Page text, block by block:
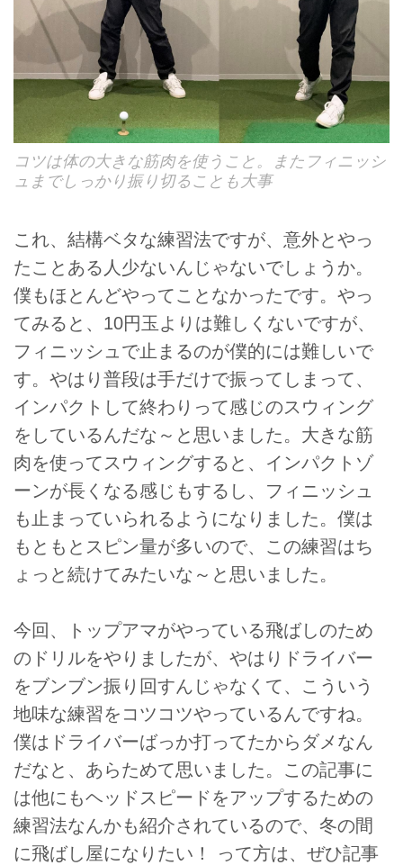
コツは体の大きな筋肉を使うこと。またフィニッシ
ュまでしっかり振り切ることも大事
これ、結構ベタな練習法ですが、意外とやっ
たことある人少ないんじゃないでしょうか。
僕もほとんどやってことなかったです。やっ
てみると、10円玉よりは難しくないですが、
フィニッシュで止まるのが僕的には難しいで
す。やはり普段は手だけで振ってしまって、
インパクトして終わりって感じのスウィング
をしているんだな～と思いました。大きな筋
肉を使ってスウィングすると、インパクトゾ
ーンが長くなる感じもするし、フィニッシュ
も止まっていられるようになりました。僕は
もともとスピン量が多いので、この練習はち
ょっと続けてみたいな～と思いました。
今回、トップアマがやっている飛ばしのため
のドリルをやりましたが、やはりドライバー
をブンブン振り回すんじゃなくて、こういう
地味な練習をコツコツやっているんですね。
僕はドライバーばっか打ってたからダメなん
だなと、あらためて思いました。この記事に
は他にもヘッドスピードをアップするための
練習法なんかも紹介されているので、冬の間
に飛ばし屋になりたい！ って方は、ぜひ記事